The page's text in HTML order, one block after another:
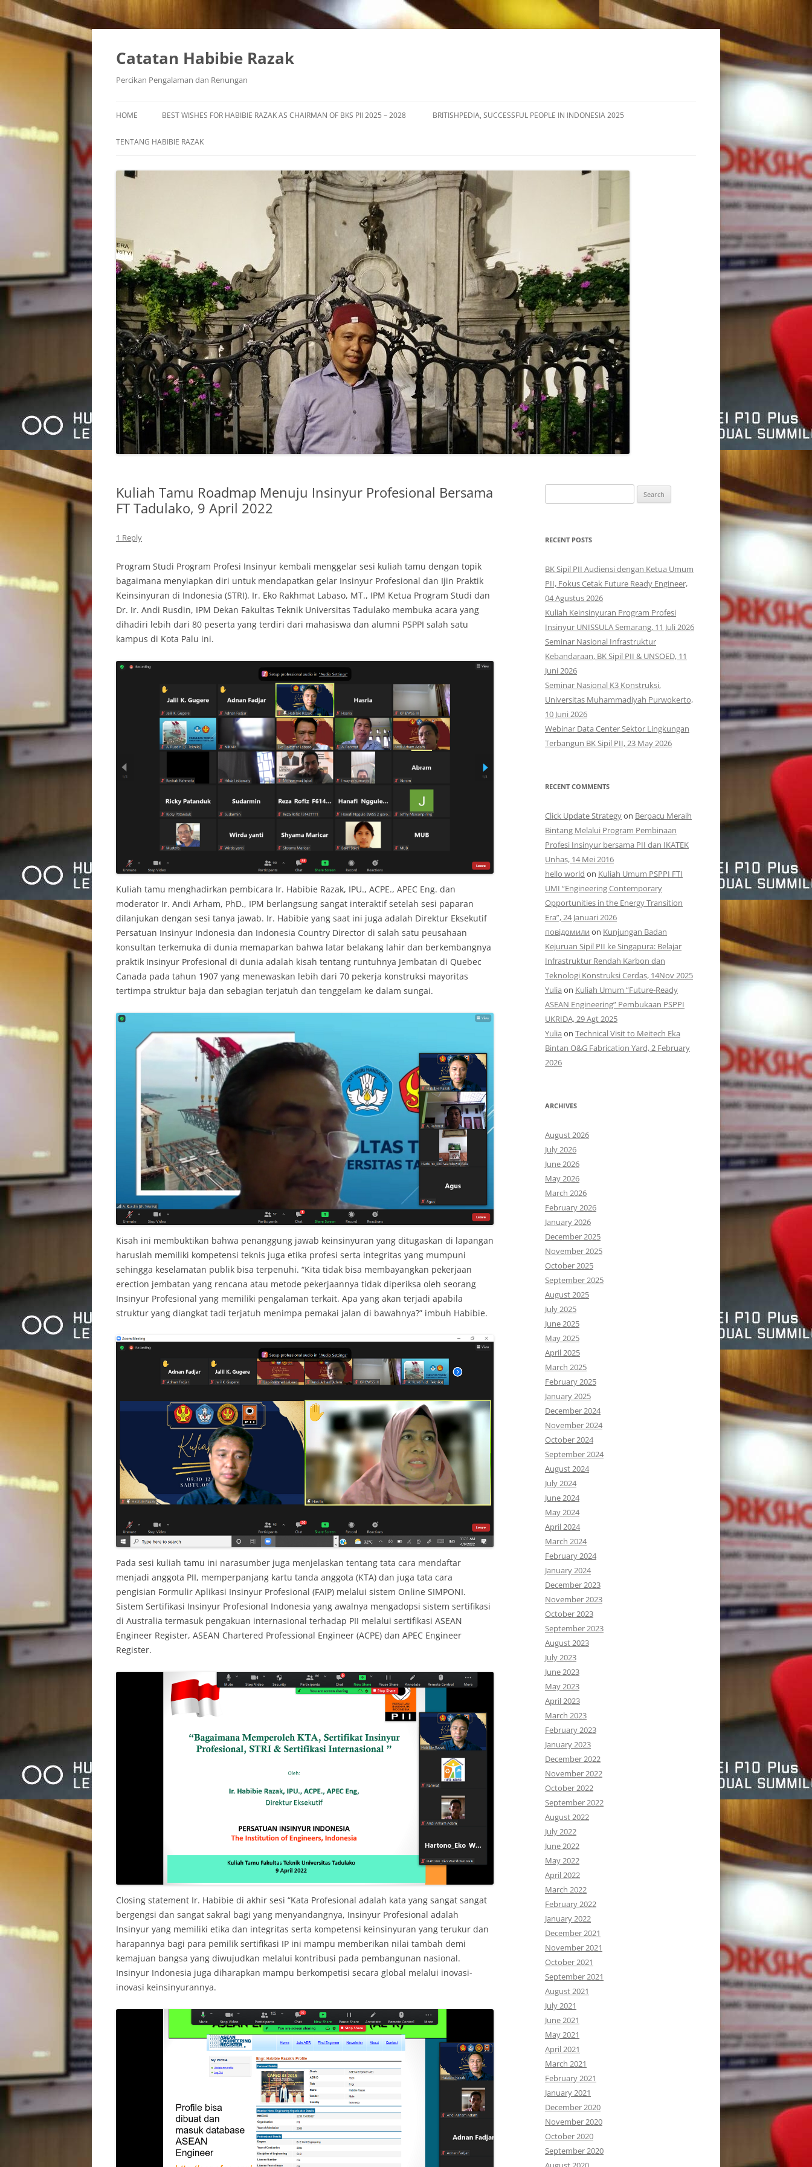
Skip
Catatan Habibie Razak
Percikan Pengalaman dan Renungan
HOME BEST WISHES FOR HABIBIE RAZAK AS CHAIRMAN OF BKS PII 2025 – 2028 BRITISHPEDIA, SUCCESSFUL PEOPLE IN INDONESIA 2025
TENTANG HABIBIE RAZAK
Kuliah Tamu Roadmap Menuju Insinyur Profesional Bersama
FT Tadulako, 9 April 2022
1 Reply
Program Studi Program Profesi Insinyur kembali menggelar sesi kuliah tamu dengan topik
bagaimana menyiapkan diri untuk mendapatkan gelar Insinyur Profesional dan Ijin Praktik
Keinsinyuran di Indonesia (STRI). Ir. Eko Rakhmat Labaso, MT., IPM Ketua Program Studi dan
Dr. Ir. Andi Rusdin, IPM Dekan Fakultas Teknik Universitas Tadulako membuka acara yang
dihadiri lebih dari 80 peserta yang terdiri dari mahasiswa dan alumni PSPPI salah satu
kampus di Kota Palu ini.
Kuliah tamu menghadirkan pembicara Ir. Habibie Razak, IPU., ACPE., APEC Eng. dan
moderator Ir. Andi Arham, PhD., IPM berlangsung sangat interaktif setelah sesi paparan
dilanjukan dengan sesi tanya jawab. Ir. Habibie yang saat ini juga adalah Direktur Eksekutif
Persatuan Insinyur Indonesia dan Indonesia Country Director di salah satu peusahaan
konsultan terkemuka di dunia memaparkan bahwa latar belakang lahir dan berkembangnya
praktik Insinyur Profesional di dunia adalah kisah tentang runtuhnya Jembatan di Quebec
Canada pada tahun 1907 yang menewaskan lebih dari 70 pekerja konstruksi mayoritas
tertimpa struktur baja dan sebagian terjatuh dan tenggelam ke dalam sungai.
Kisah ini membuktikan bahwa penanggung jawab keinsinyuran yang ditugaskan di lapangan
haruslah memiliki kompetensi teknis juga etika profesi serta integritas yang mumpuni
sehingga keselamatan publik bisa terpenuhi. “Kita tidak bisa membayangkan pekerjaan
erection jembatan yang rencana atau metode pekerjaannya tidak diperiksa oleh seorang
Insinyur Profesional yang memiliki pengalaman terkait. Apa yang akan terjadi apabila
struktur yang diangkat tadi terjatuh menimpa pemakai jalan di bawahnya?” imbuh Habibie.
Pada sesi kuliah tamu ini narasumber juga menjelaskan tentang tata cara mendaftar
menjadi anggota PII, memperpanjang kartu tanda anggota (KTA) dan juga tata cara
pengisian Formulir Aplikasi Insinyur Profesional (FAIP) melalui sistem Online SIMPONI.
Sistem Sertifikasi Insinyur Profesional Indonesia yang awalnya mengadopsi sistem sertifikasi
di Australia termasuk pengakuan internasional terhadap PII melalui sertifikasi ASEAN
Engineer Register, ASEAN Chartered Professional Engineer (ACPE) dan APEC Engineer
Register.
Closing statement Ir. Habibie di akhir sesi “Kata Profesional adalah kata yang sangat sangat
bergengsi dan sangat sakral bagi yang menyandangnya, Insinyur Profesional adalah
Insinyur yang memiliki etika dan integritas serta kompetensi keinsinyuran yang terukur dan
harapannya bagi para pemilik sertifikasi IP ini mampu memberikan nilai tambah demi
kemajuan bangsa yang diwujudkan melalui kontribusi pada pembangunan nasional.
Insinyur Indonesia juga diharapkan mampu berkompetisi secara global melalui inovasi-
inovasi keinsinyurannya.
for:
RECENT POSTS
BK Sipil PII Audiensi dengan Ketua Umum
PII, Fokus Cetak Future Ready Engineer,
04 Agustus 2026
Kuliah Keinsinyuran Program Profesi
Insinyur UNISSULA Semarang, 11 Juli 2026
Seminar Nasional Infrastruktur
Kebandaraan, BK Sipil PII & UNSOED, 11
Juni 2026
Seminar Nasional K3 Konstruksi,
Universitas Muhammadiyah Purwokerto,
10 Juni 2026
Webinar Data Center Sektor Lingkungan
Terbangun BK Sipil PII, 23 May 2026
RECENT COMMENTS
Click Update Strategyon Berpacu Meraih
Bintang Melalui Program Pembinaan
Profesi Insinyur bersama PII dan IKATEK
Unhas, 14 Mei 2016
hello world on Kuliah Umum PSPPI FTI
UMI “Engineering Contemporary
Opportunities in the Energy Transition
Era”, 24 Januari 2026
повідомили on Kunjungan Badan
Kejuruan Sipil PII ke Singapura: Belajar
Infrastruktur Rendah Karbon dan
Teknologi Konstruksi Cerdas, 14Nov 2025
Yulia on Kuliah Umum “Future-Ready
ASEAN Engineering” Pembukaan PSPPI
UKRIDA, 29 Agt 2025
Yulia on Technical Visit to Meitech Eka
Bintan O&G Fabrication Yard, 2 February
2026
ARCHIVES
August 2026
July 2026
June 2026
May 2026
March 2026
February 2026
January 2026
December 2025
November 2025
October 2025
September 2025
August 2025
July 2025
June 2025
May 2025
April 2025
March 2025
February 2025
January 2025
December 2024
November 2024
October 2024
September 2024
August 2024
July 2024
June 2024
May 2024
April 2024
March 2024
February 2024
January 2024
December 2023
November 2023
October 2023
September 2023
August 2023
July 2023
June 2023
May 2023
April 2023
March 2023
February 2023
January 2023
December 2022
November 2022
October 2022
September 2022
August 2022
July 2022
June 2022
May 2022
April 2022
March 2022
February 2022
January 2022
December 2021
November 2021
October 2021
September 2021
August 2021
July 2021
June 2021
May 2021
April 2021
March 2021
February 2021
January 2021
December 2020
November 2020
October 2020
September 2020